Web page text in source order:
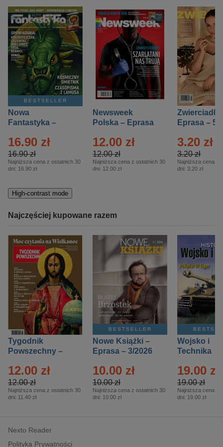
BESTSELLER
Nowa
Fantastyka –
16.90 zł
16.90 zł
Najniższa cena z ostatnich 30
dni: 16.90 zł
Newsweek
Polska – Eprasa
12.00 zł
12.00 zł
Najniższa cena z ostatnich 30
dni: 12.00 zł
Zwierciadło
Eprasa – 5/
3.20 zł
3.20 zł
Najniższa cena z
dni: 3.20 zł
High-contrast mode
Najczęściej kupowane razem
Tygodnik
Powszechny –
12.00 zł
12.00 zł
Najniższa cena z ostatnich 30
dni: 11.40 zł
BESTSELLER
Nowe Książki –
Eprasa – 3/2026
10.00 zł
10.00 zł
Najniższa cena z ostatnich 30
dni: 10.00 zł
Wojsko i
Technika
– 2/2026
19.00 zł
19.00 zł
Najniższa cena z
dni: 19.00 zł
Nexto Reader
Polityka Prywatności